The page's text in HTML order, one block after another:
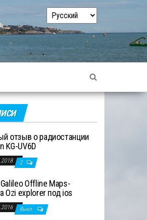
Выбрать
язык
отзыв о радиостанции
KG-UV6D
2
Offline Maps-
Ozi explorer под ios
Выкл.